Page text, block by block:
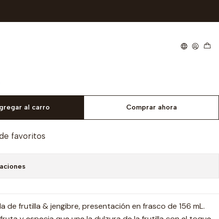
mL
- Mermelada frutilla
156 mL
al carro Comprar ahora
favoritos
de frutilla & jengibre, presentación en frasco de 156 mL.